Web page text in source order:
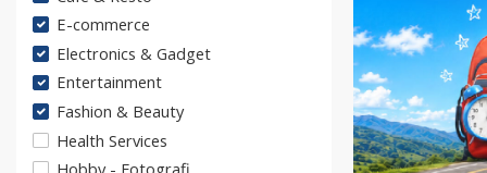
E-commerce
Electronics & Gadget
Entertainment
Fashion & Beauty
Health Services